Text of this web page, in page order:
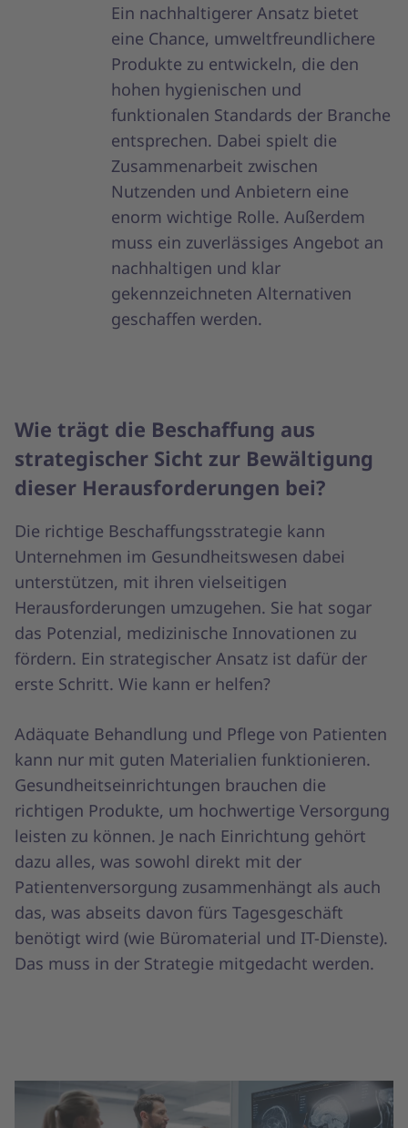
Ein nachhaltigerer Ansatz bietet
eine Chance, umweltfreundlichere
Produkte zu entwickeln, die den
hohen hygienischen und
funktionalen Standards der Branche
entsprechen. Dabei spielt die
Zusammenarbeit zwischen
Nutzenden und Anbietern eine
enorm wichtige Rolle. Außerdem
muss ein zuverlässiges Angebot an
nachhaltigen und klar
gekennzeichneten Alternativen
geschaffen werden.
Wie trägt die Beschaffung aus
strategischer Sicht zur Bewältigung
dieser Herausforderungen bei?
Die richtige Beschaffungsstrategie kann
Unternehmen im Gesundheitswesen dabei
unterstützen, mit ihren vielseitigen
Herausforderungen umzugehen. Sie hat sogar
das Potenzial, medizinische Innovationen zu
fördern. Ein strategischer Ansatz ist dafür der
erste Schritt. Wie kann er helfen?
Adäquate Behandlung und Pflege von Patienten
kann nur mit guten Materialien funktionieren.
Gesundheitseinrichtungen brauchen die
richtigen Produkte, um hochwertige Versorgung
leisten zu können. Je nach Einrichtung gehört
dazu alles, was sowohl direkt mit der
Patientenversorgung zusammenhängt als auch
das, was abseits davon fürs Tagesgeschäft
benötigt wird (wie Büromaterial und IT-Dienste).
Das muss in der Strategie mitgedacht werden.